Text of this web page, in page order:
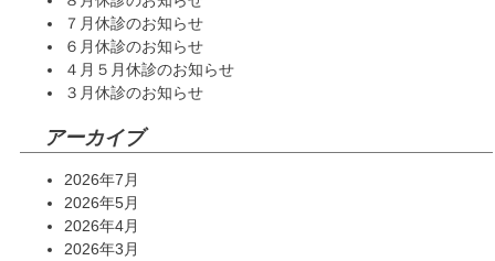
７月休診のお知らせ
６月休診のお知らせ
４月５月休診のお知らせ
３月休診のお知らせ
アーカイブ
2026年7月
2026年5月
2026年4月
2026年3月